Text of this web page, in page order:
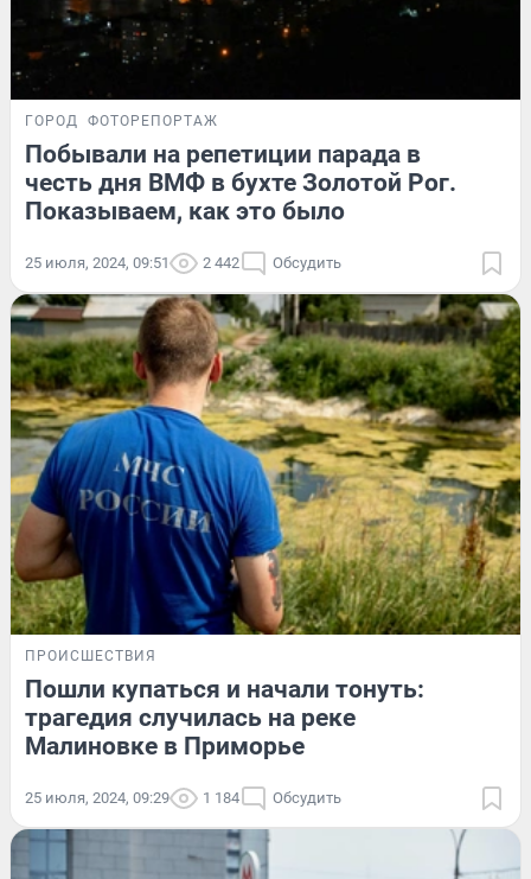
ГОРОД ФОТОРЕПОРТАЖ
Побывали на репетиции парада в
честь дня ВМФ в бухте Золотой Рог.
Показываем, как это было
25 июля, 2024, 09:51 2 442 Обсудить
ПРОИСШЕСТВИЯ
Пошли купаться и начали тонуть:
трагедия случилась на реке
Малиновке в Приморье
25 июля, 2024, 09:29 1 184 Обсудить